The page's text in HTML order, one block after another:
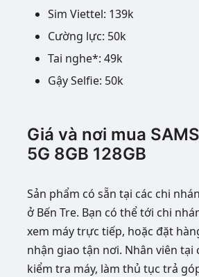
Sim Viettel: 139k
Cường lực: 50k
Tai nghe*: 49k
Gậy Selfie: 50k
Giá và nơi mua
5G 8GB 128GB
Sản phẩm có sẵn tại các chi
ở Bến Tre. Bạn có thể tới chi
xem máy trực tiếp, hoặc đặt
nhận giao tận nơi. Nhân viên
kiểm tra máy, làm thủ tục trả